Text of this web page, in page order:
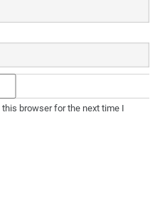
browser for the next time I